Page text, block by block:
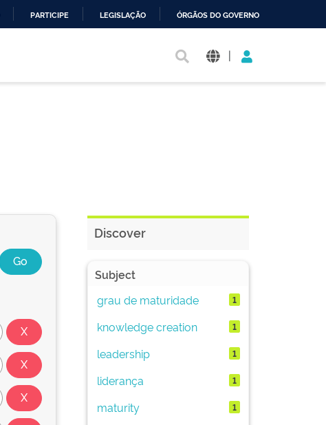
PARTICIPE LEGISLAÇÃO ÓRGÃOS DO GOVERNO
|
Discover
Subject
grau de maturidade
1
knowledge creation 1
leadership 1
liderança 1
maturity 1